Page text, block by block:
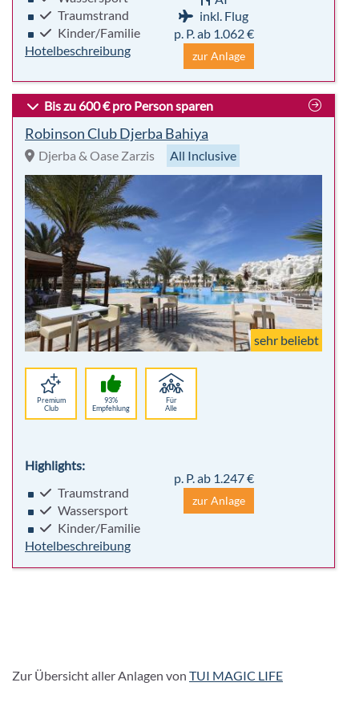
Traumstrand
Kinder/Familie
Hotelbeschreibung
inkl. Flug
p. P. ab 1.062 €
zur Anlage
Bis zu 600 € pro Person sparen
Robinson Club Djerba Bahiya
Djerba & Oase Zarzis All Inclusive
sehr beliebt
Premium
Club
93%
Empfehlung
Für
Alle
Highlights:
Traumstrand
Wassersport
Kinder/Familie
Hotelbeschreibung
p. P. ab 1.247 €
zur Anlage
Zur Übersicht aller Anlagen von TUI MAGIC LIFE